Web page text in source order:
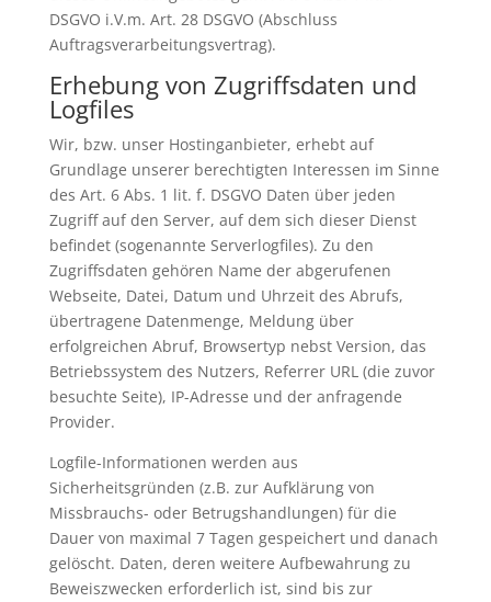
DSGVO i.V.m. Art. 28 DSGVO (Abschluss
Auftragsverarbeitungsvertrag).
Erhebung von Zugriffsdaten und
Logfiles
Wir, bzw. unser Hostinganbieter, erhebt auf
Grundlage unserer berechtigten Interessen im Sinne
des Art. 6 Abs. 1 lit. f. DSGVO Daten über jeden
Zugriff auf den Server, auf dem sich dieser Dienst
befindet (sogenannte Serverlogfiles). Zu den
Zugriffsdaten gehören Name der abgerufenen
Webseite, Datei, Datum und Uhrzeit des Abrufs,
übertragene Datenmenge, Meldung über
erfolgreichen Abruf, Browsertyp nebst Version, das
Betriebssystem des Nutzers, Referrer URL (die zuvor
besuchte Seite), IP-Adresse und der anfragende
Provider.
Logfile-Informationen werden aus
Sicherheitsgründen (z.B. zur Aufklärung von
Missbrauchs- oder Betrugshandlungen) für die
Dauer von maximal 7 Tagen gespeichert und danach
gelöscht. Daten, deren weitere Aufbewahrung zu
Beweiszwecken erforderlich ist, sind bis zur